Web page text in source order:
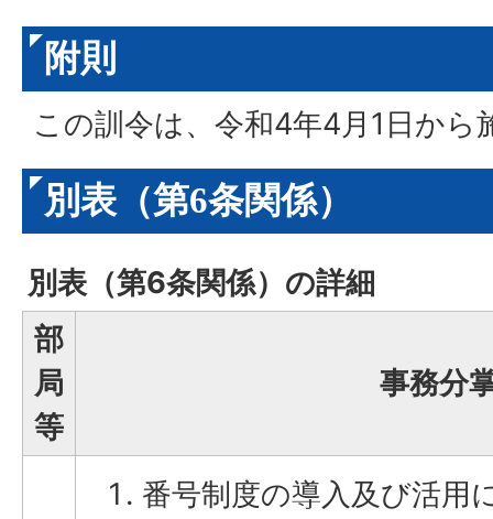
附則
この訓令は、令和4年4月1日から
別表（第6条関係）
別表（第6条関係）の詳細
部
局
等
事務分
番号制度の導入及び活用